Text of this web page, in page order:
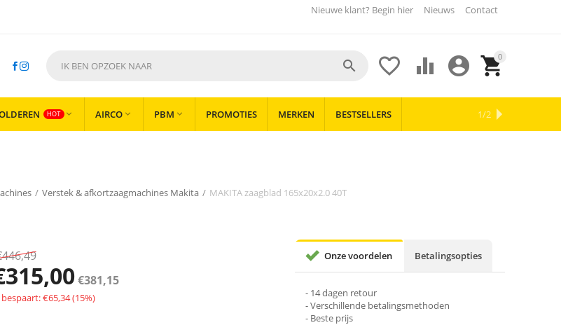
Nieuwe klant? Begin hier Nieuws Contact
0


 

HOT  AIRCO  PBM  PROMOTIES MERKEN BESTSELLERS 1/2
/ Verstek & afkortzaagmachines Makita / MAKITA zaagblad 165x20x2.0 40T
446,49
315,00€381,15
bespaart: €65,34(15%)
Onze voordelen Betalingsopties
- 14 dagen retour
- Verschillende betalingsmethoden
- Beste prijs